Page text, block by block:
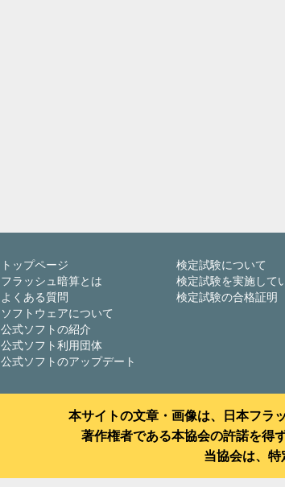
トップページ
フラッシュ暗算とは
よくある質問
ソフトウェアについて
公式ソフトの紹介
公式ソフト利用団体
公式ソフトのアップデート
検定試験について
検定試験を実施して
検定試験の合格証明
本サイトの文章・画像は、日本フラ
著作権者である本協会の許諾を得
当協会は、特